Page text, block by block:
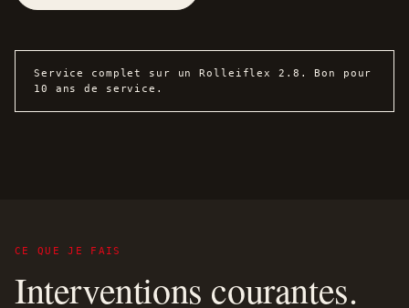
Service complet sur un Rolleiflex 2.8. Bon pour
10 ans de service.
CE QUE JE FAIS
Interventions courantes.